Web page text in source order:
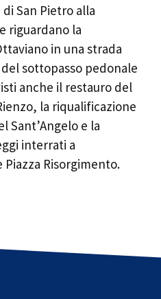
San Pietro alla
riguardano la
in una strada
sottopasso pedonale
anche il restauro del
la riqualificazione
Sant’Angelo e la
interrati a
Risorgimento.